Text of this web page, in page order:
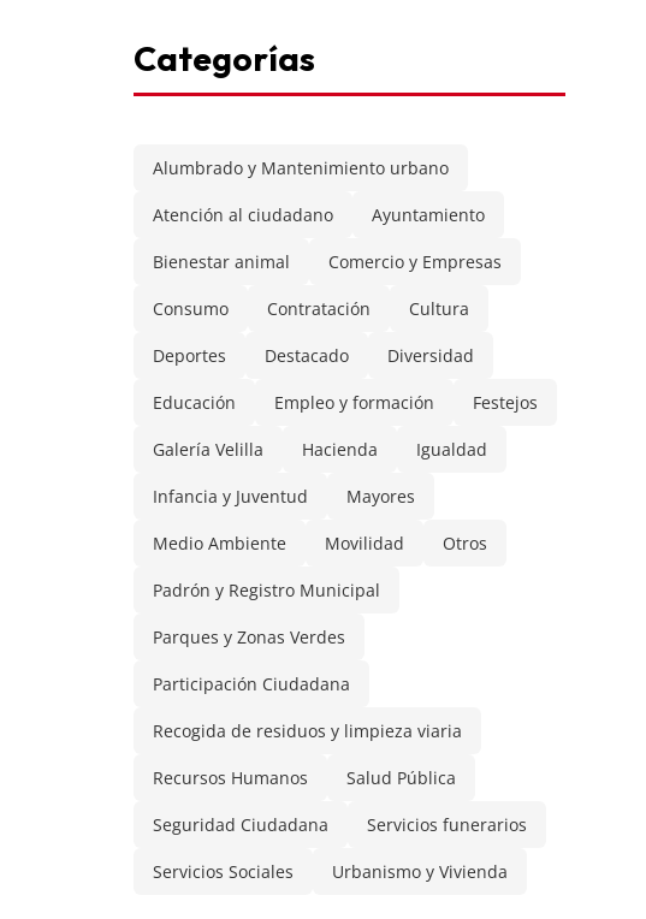
Categorías
Alumbrado y Mantenimiento urbano
Atención al ciudadano Ayuntamiento
Bienestar animal Comercio y Empresas
Consumo Contratación Cultura
Deportes Destacado Diversidad
Educación Empleo y formación Festejos
Galería Velilla Hacienda Igualdad
Infancia y Juventud Mayores
Medio Ambiente Movilidad Otros
Padrón y Registro Municipal
Parques y Zonas Verdes
Participación Ciudadana
Recogida de residuos y limpieza viaria
Recursos Humanos Salud Pública
Seguridad Ciudadana Servicios funerarios
Servicios Sociales Urbanismo y Vivienda